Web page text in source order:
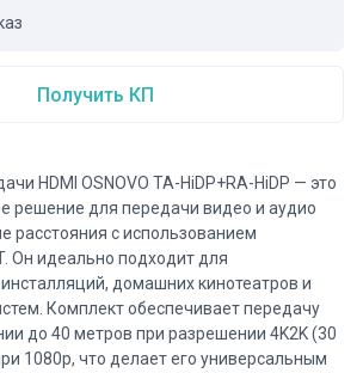
Получить КП
HDMI OSNOVO TA-HiDP+RA-HiDP — это
решение для передачи видео и аудио
расстояния с использованием
Он идеально подходит для
домашних кинотеатров и
Комплект обеспечивает передачу
до 40 метров при разрешении 4K2K (30
1080p, что делает его универсальным